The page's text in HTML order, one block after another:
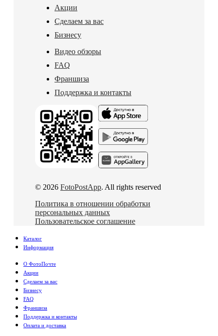
Акции
Сделаем за вас
Бизнесу
Видео обзоры
FAQ
Франшиза
Поддержка и контакты
© 2026 FotoPostApp. All rights reserved
Политика в отношении обработки
персональных данных
Пользовательское соглашение
Каталог
Информация
О ФотоПочте
Акции
Сделаем за вас
Бизнесу
FAQ
Франшиза
Поддержка и контакты
Оплата и доставка